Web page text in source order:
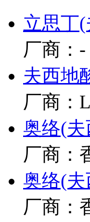
立思丁
厂商：-
夫西地
厂商：
奥络(
厂商：
奥络(
厂商：